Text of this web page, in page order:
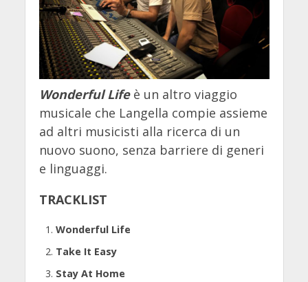
Wonderful Life è un altro viaggio
musicale che Langella compie assieme
ad altri musicisti alla ricerca di un
nuovo suono, senza barriere di generi
e linguaggi.
TRACKLIST
Wonderful Life
Take It Easy
Stay At Home